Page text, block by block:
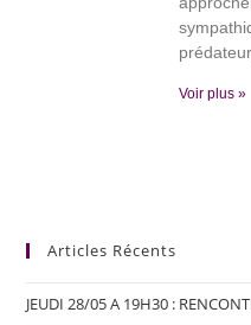
Voir plus »
Articles Récents
JEUDI 28/05 A 19H30 :